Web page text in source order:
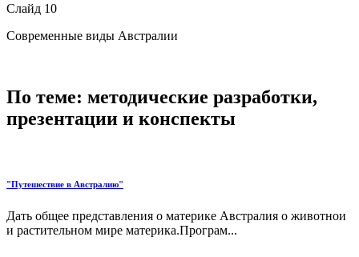
Слайд 10
Современные виды Австралии
По теме: методические разработки,
презентации и конспекты
"Путешествие в Австралию"
Дать общее представления о материке Австралия о животнои
и растительном мире материка.Програм...